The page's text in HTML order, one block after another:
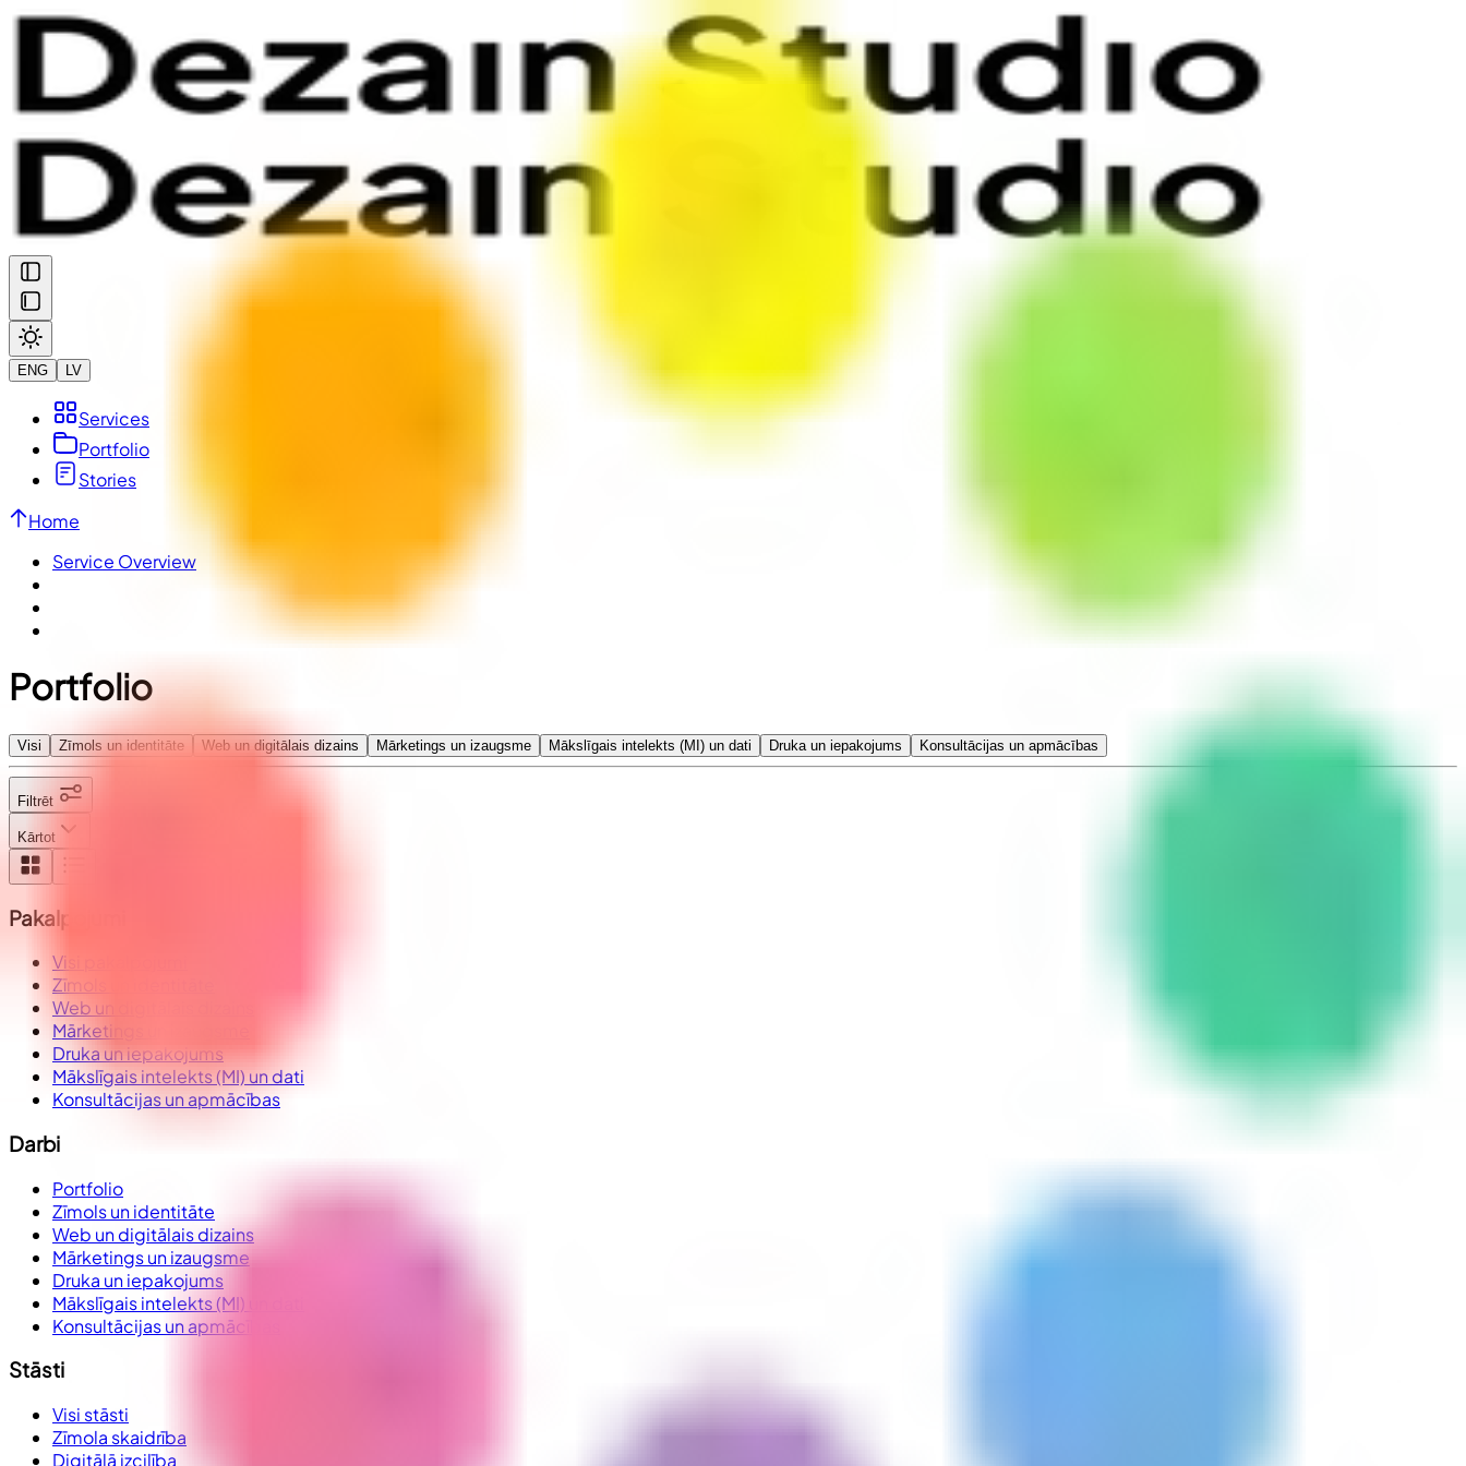
ENG LV
Services
Portfolio
Stories
Home
Service Overview
Portfolio
Visi Zīmols un identitāte Web un digitālais dizains Mārketings un izaugsme Mākslīgais intelekts (MI) un dati Druka un iepakojums Konsultācijas un apmācības
Filtrēt
Kārtot
Pakalpojumi
Visi pakalpojumi
Zīmols un identitāte
Web un digitālais dizains
Mārketings un izaugsme
Druka un iepakojums
Mākslīgais intelekts (MI) un dati
Konsultācijas un apmācības
Darbi
Portfolio
Zīmols un identitāte
Web un digitālais dizains
Mārketings un izaugsme
Druka un iepakojums
Mākslīgais intelekts (MI) un dati
Konsultācijas un apmācības
Stāsti
Visi stāsti
Zīmola skaidrība
Digitālā izcilība